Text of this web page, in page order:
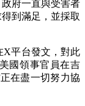
府一直與受害者
到滿足，並採取
X平台發文，對此
國領事官員在吉
在盡一切努力協